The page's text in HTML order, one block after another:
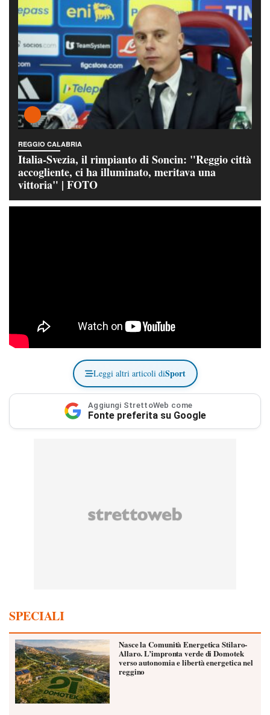
REGGIO CALABRIA
Italia-Svezia, il rimpianto di Soncin: "Reggio città
accogliente, ci ha illuminato, meritava una
vittoria" | FOTO
Leggi altri articoli diSport
Aggiungi StrettoWeb come
Fonte preferita su Google
SPECIALI
Nasce la Comunità Energetica Stilaro-
Allaro. L’impronta verde di Domotek
verso autonomia e libertà energetica nel
reggino